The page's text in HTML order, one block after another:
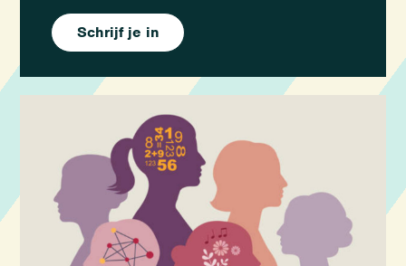
Schrijf je in